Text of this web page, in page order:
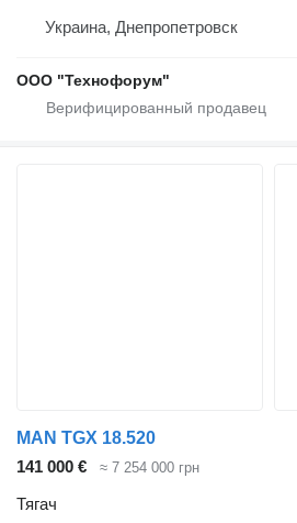
Украина, Днепропетровск
ООО "Технофорум"
MAN TGX 18.520
141 000 €
≈ 7 254 000 грн
Тягач